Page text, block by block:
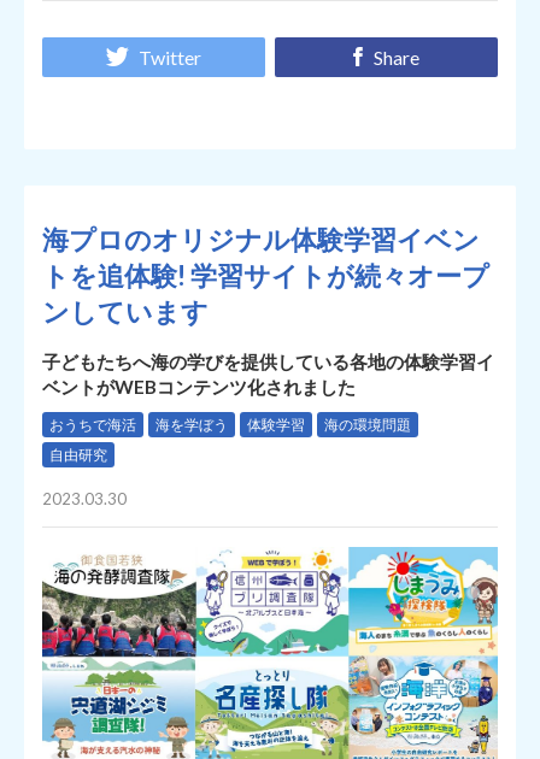
Twitter Share
海プロのオリジナル体験学習イベン
トを追体験! 学習サイトが続々オープ
ンしています
子どもたちへ海の学びを提供している各地の体験学習イ
ベントがWEBコンテンツ化されました
おうちで海活 海を学ぼう 体験学習
海の環境問題
自由研究
2023.03.30